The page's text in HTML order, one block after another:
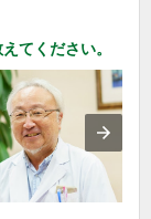
てください。